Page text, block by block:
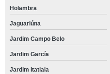
Holambra
Jaguariúna
Jardim Campo Belo
Jardim García
Jardim Itatiaia